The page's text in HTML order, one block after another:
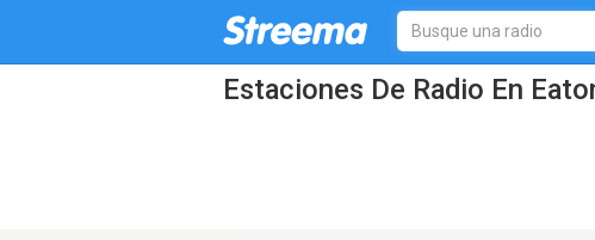
Estaciones De Radio En